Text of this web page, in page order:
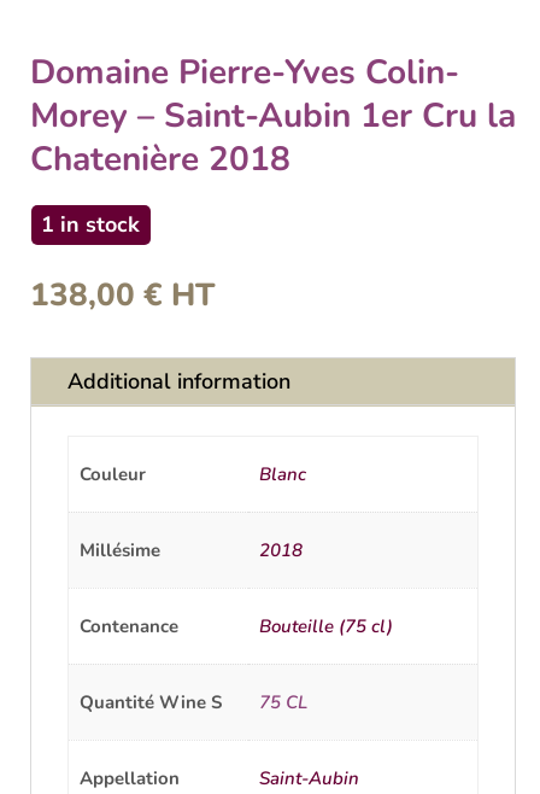
Domaine Pierre-Yves Colin-
Morey – Saint-Aubin 1er Cru la
Chatenière 2018
1 in stock
138,00 € HT
Additional information
Couleur Blanc
Millésime 2018
Contenance Bouteille (75 cl)
Quantité Wine S 75 CL
Appellation Saint-Aubin